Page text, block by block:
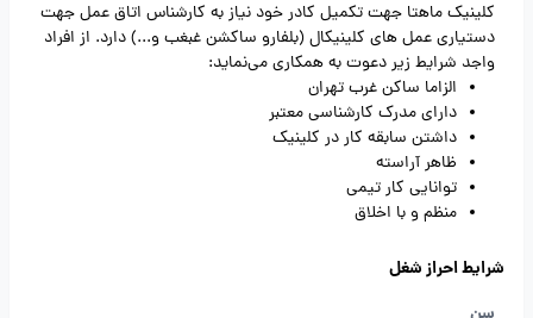
کلینیک ماهتا جهت تکمیل کادر خود نیاز به کارشناس اتاق عمل جهت
دستیاری عمل های کلینیکال (بلفارو ساکشن غبغب و...) دارد. از افراد
واجد شرایط زیر دعوت به همکاری می‌نماید:
الزاما ساکن غرب تهران
دارای مدرک کارشناسی معتبر
داشتن سابقه کار در کلینیک
ظاهر آراسته
توانایی کار تیمی
منظم و با اخلاق
شرایط احراز شغل